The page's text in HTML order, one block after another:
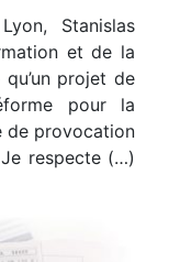
Stanislas
et de la
projet de
pour la
de provocation
respecte (…)